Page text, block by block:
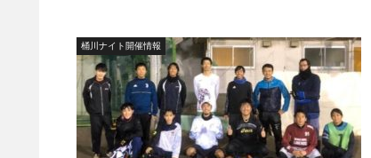
桶川ナイト開催情報